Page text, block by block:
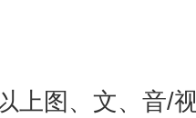
上图、文、音/